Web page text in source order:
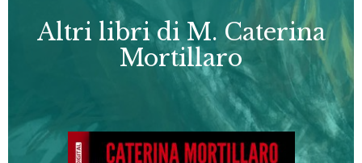
Altri libri di M. Caterina
Mortillaro